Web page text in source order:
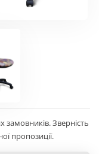
замовників. Зверність
пропозиції.